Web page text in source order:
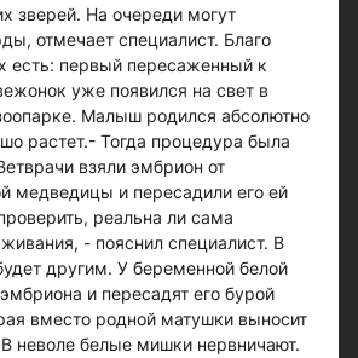
зверей. На очереди могут
отмечает специалист. Благо
есть: первый пересаженный к
уже появился на свет в
Малыш родился абсолютно
растет.- Тогда процедура была
взяли эмбрион от
медведицы и пересадили его ей
реальна ли сама
- пояснил специалист. В
другим. У беременной белой
и пересадят его бурой
вместо родной матушки выносит
неволе белые мишки нервничают.